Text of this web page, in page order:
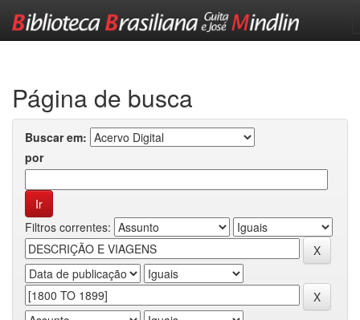
Página de busca
Buscar em:
por
Filtros correntes: